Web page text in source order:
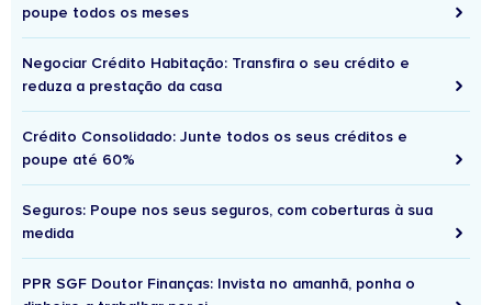
poupe todos os meses
Negociar Crédito Habitação: Transfira o seu crédito e
reduza a prestação da casa
Crédito Consolidado: Junte todos os seus créditos e
poupe até 60%
Seguros: Poupe nos seus seguros, com coberturas à sua
medida
PPR SGF Doutor Finanças: Invista no amanhã, ponha o